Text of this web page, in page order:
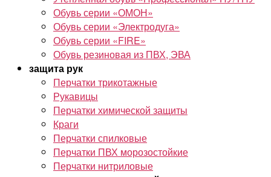
Обувь серии «ОМОН»
Обувь серии «Электродуга»
Обувь серии «FIRE»
Обувь резиновая из ПВХ, ЭВА
защита рук
Перчатки трикотажные
Рукавицы
Перчатки химической защиты
Краги
Перчатки спилковые
Перчатки ПВХ морозостойкие
Перчатки нитриловые